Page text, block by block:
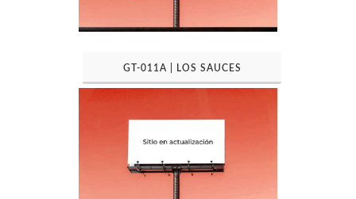
GT-011A | LOS SAUCES